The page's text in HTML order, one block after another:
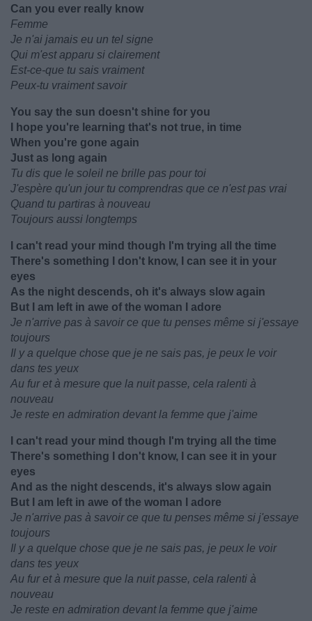
Can you ever really know
Femme
Je n'ai jamais eu un tel signe
Qui m'est apparu si clairement
Est-ce-que tu sais vraiment
Peux-tu vraiment savoir
You say the sun doesn't shine for you
I hope you're learning that's not true, in time
When you're gone again
Just as long again
Tu dis que le soleil ne brille pas pour toi
J'espère qu'un jour tu comprendras que ce n'est pas vrai
Quand tu partiras à nouveau
Toujours aussi longtemps
I can't read your mind though I'm trying all the time
There's something I don't know, I can see it in your
eyes
As the night descends, oh it's always slow again
But I am left in awe of the woman I adore
Je n'arrive pas à savoir ce que tu penses même si j'essaye
toujours
Il y a quelque chose que je ne sais pas, je peux le voir
dans tes yeux
Au fur et à mesure que la nuit passe, cela ralenti à
nouveau
Je reste en admiration devant la femme que j'aime
I can't read your mind though I'm trying all the time
There's something I don't know, I can see it in your
eyes
And as the night descends, it's always slow again
But I am left in awe of the woman I adore
Je n'arrive pas à savoir ce que tu penses même si j'essaye
toujours
Il y a quelque chose que je ne sais pas, je peux le voir
dans tes yeux
Au fur et à mesure que la nuit passe, cela ralenti à
nouveau
Je reste en admiration devant la femme que j'aime